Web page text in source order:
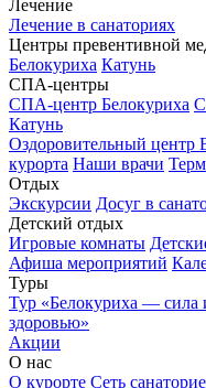
Лечение
Лечение в санаториях
Центры превентивной
Белокуриха Катунь
СПА-центры
СПА-центр Белокуриха
Катунь
Оздоровительный
курорта Наши врачи
Отдых
Экскурсии Досуг в
Детский отдых
Игровые комнаты
Афиша мероприятий
Туры
Тур «Белокуриха — сила
здоровью»
Акции
О нас
О курорте Сеть